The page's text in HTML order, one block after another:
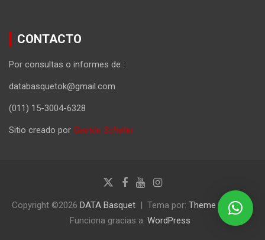
CONTACTO
Por consultas o informes de :
databasquetok@gmail.com
(011) 15-3004-6328
Sitio creado por Gastón Schafer
Copyright ©2026 DATA Basquet Tema por: Theme Horse
Funciona gracias a: WordPress